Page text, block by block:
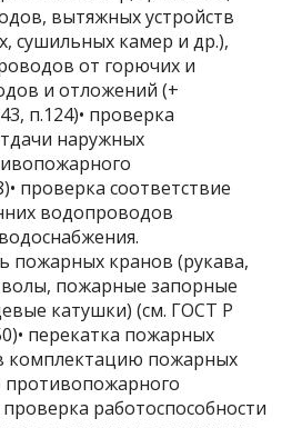
вытяжных устройств
сушильных камер и др.),
от горючих и
и отложений (+
п.124)• проверка
наружных
проверка соответствие
водопроводов
пожарных кранов (рукава,
пожарные запорные
катушки) (см. ГОСТ Р
перекатка пожарных
комплектацию пожарных
противопожарного
работоспособности